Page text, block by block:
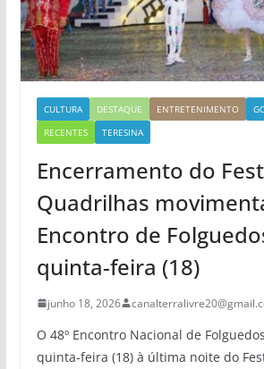
CULTURA DESTAQUE ENTRETENIMENTO
RECENTES
TERESINA
Encerramento do
Quadrilhas
Encontro de
quinta-feira (18)
junho 18, 2026
O 48º Encontro Nacional de
quinta-feira (18) à última noite do